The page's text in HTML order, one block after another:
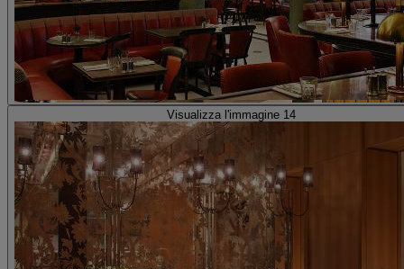
Visualizza l'immagine 14